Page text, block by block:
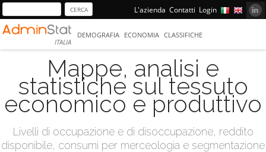
L'azienda Contatti Login
ITALIA
DEMOGRAFIA ECONOMIA CLASSIFICHE
Mappe, analisi e
statistiche sul tessuto
economico e produttivo
Livelli di occupazione e di disoccupazione, reddito
disponibile, consumi per merceologia e segmentazione